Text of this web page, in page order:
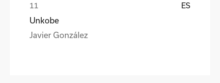
ES
Unkobe
Javier González